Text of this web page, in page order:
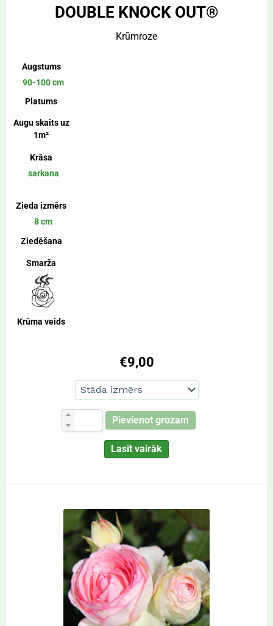
DOUBLE KNOCK OUT®
Krūmroze
Augstums
90-100 cm
Platums
Augu skaits uz
1m²
Krāsa
sarkana
Zieda izmērs
8 cm
Ziedēšana
Smarža
Krūma veids
€9,00
Pievienot grozam
Lasīt vairāk